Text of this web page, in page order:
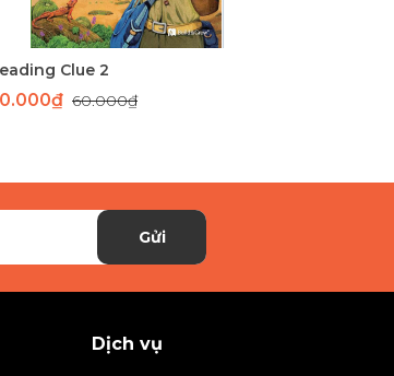
Clue 2
60.000₫
Gửi
Dịch vụ